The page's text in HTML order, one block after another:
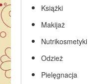
Książki
Makijaż
Nutrikosmetyki
Odzież
Pielęgnacja